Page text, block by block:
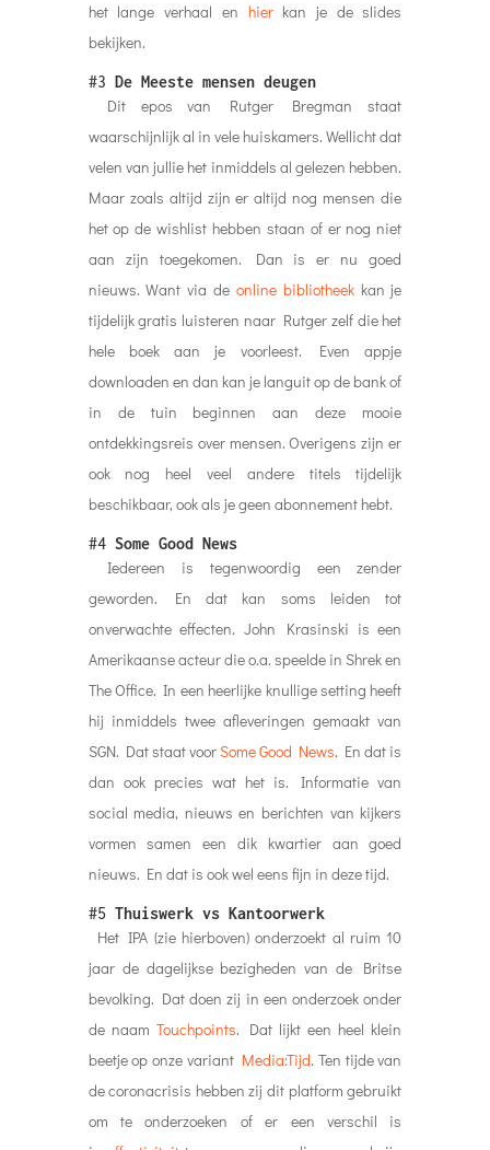
het lange verhaal en hierkan je de slides
bekijken.
#3 De Meeste mensen deugen
Dit epos van Rutger Bregman staat
waarschijnlijk al in vele huiskamers. Wellicht dat
velen van jullie het inmiddels al gelezen hebben.
Maar zoals altijd zijn er altijd nog mensen die
het op de wishlist hebben staan of er nog niet
aan zijn toegekomen. Dan is er nu goed
nieuws. Want via de online bibliotheekkan je
tijdelijk gratis luisteren naar Rutger zelf die het
hele boek aan je voorleest. Even appje
downloaden en dan kan je languit op de bank of
in de tuin beginnen aan deze mooie
ontdekkingsreis over mensen. Overigens zijn er
ook nog heel veel andere titels tijdelijk
beschikbaar, ook als je geen abonnement hebt.
#4 Some Good News
Iedereen is tegenwoordig een zender
geworden. En dat kan soms leiden tot
onverwachte effecten. John Krasinski is een
Amerikaanse acteur die o.a. speelde in Shrek en
The Office. In een heerlijke knullige setting heeft
hij inmiddels twee afleveringen gemaakt van
SGN. Dat staat voorSome Good News. En dat is
dan ook precies wat het is. Informatie van
social media, nieuws en berichten van kijkers
vormen samen een dik kwartier aan goed
nieuws. En dat is ook wel eens fijn in deze tijd.
#5 Thuiswerk vs Kantoorwerk
Het IPA (zie hierboven) onderzoekt al ruim 10
jaar de dagelijkse bezigheden van de Britse
bevolking. Dat doen zij in een onderzoek onder
de naam Touchpoints. Dat lijkt een heel klein
beetje op onze variant Media:Tijd. Ten tijde van
de coronacrisis hebben zij dit platform gebruikt
om te onderzoeken of er een verschil is